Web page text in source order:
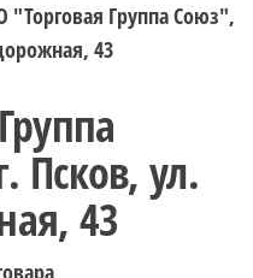
"Торговая Группа Союз",
43
Псков, ул.
43